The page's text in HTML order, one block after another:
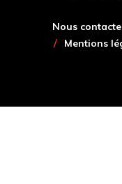
Nous
Mentions